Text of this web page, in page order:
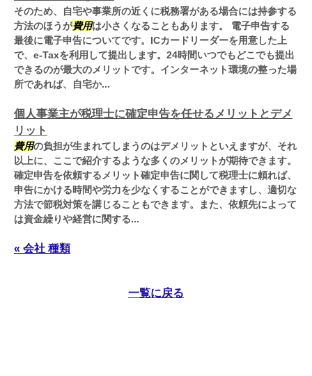
そのため、自宅や事業所の近くに税務署がある場合には持参する
方法のほうが費用は小さくなることもあります。 電子申告する
最後に電子申告についてです。ICカードリーダーを用意した上
で、e-Taxを利用して提出します。24時間いつでもどこでも提出
できるのが最大のメリットです。インターネット環境の整った場
所であれば、自宅か...
個人事業主が税理士に確定申告を任せるメリットとデメ
リット
費用の負担が生まれてしまうのはデメリットといえますが、それ
以上に、ここで紹介するような多くのメリットが期待できます。
確定申告を依頼するメリット確定申告に関して税理士に頼れば、
申告にかける時間や労力を少なくすることができますし、適切な
方法で節税対策を講じることもできます。また、依頼先によって
は資金繰りや経営に関する...
« 会社 種類
一覧に戻る